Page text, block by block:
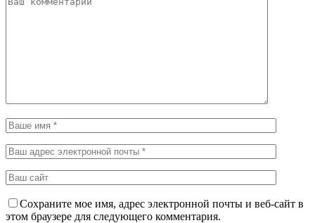
Сохраните мое имя, адрес электронной почты и веб-сайт в
этом браузере для следующего комментария.